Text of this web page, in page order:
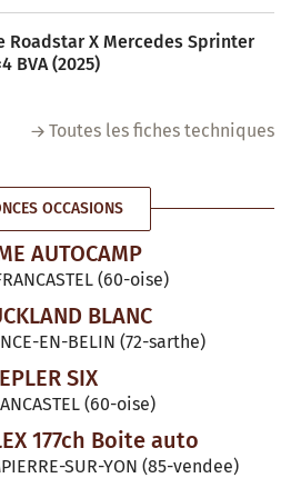
Roadstar X Mercedes Sprinter
BVA (2025)
Toutes les fiches techniques
OCCASIONS
AUTOCAMP
(60-oise)
BLANC
EN-BELIN (72-sarthe)
SIX
(60-oise)
177ch Boite auto
SUR-YON (85-vendee)